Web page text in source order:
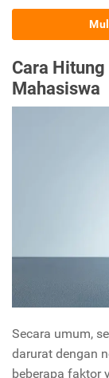
Cara
Mahasiswa
Secara umum,
darurat dengan
beberapa faktor